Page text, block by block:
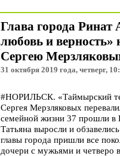
Глава города
любовь и верность»
Сергею
31 октября 2019 года, четверг,
#НОРИЛЬСК. «Таймырский
Сергея Мерзляковых
семейной жизни 37 прошли в
Татьяна выросли и
главы города пришли все
дочери с мужьями и четверо